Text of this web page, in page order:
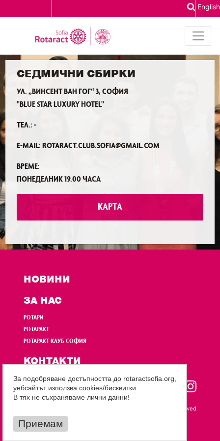
English
СЕДМИЧНИ СБИРКИ
УЛ. „ВИНСЕНТ ВАН ГОГ“ 3, СОФИЯ
"BLUE STAR LUXURY HOTEL"
ТЕЛ.: -
E-MAIL: ROTARACT.CLUB.SOFIA@GMAIL.COM
ВРЕМЕ:
ПОНЕДЕЛНИК 19.00 ЧАСА
КАРТА
НОВИНИ
ЗА НАС
РОТАРИ
РОТАРАКТ
РОТАРАКТ КЛУБ СОФИЯ
КОНТАКТИ
© 2026 All rights reserved
За подобряване достъпността до rotaractsofia.org,
уебсайтът използва cookies/бисквитки.
В тях не съхраняваме лични данни!
Приемам